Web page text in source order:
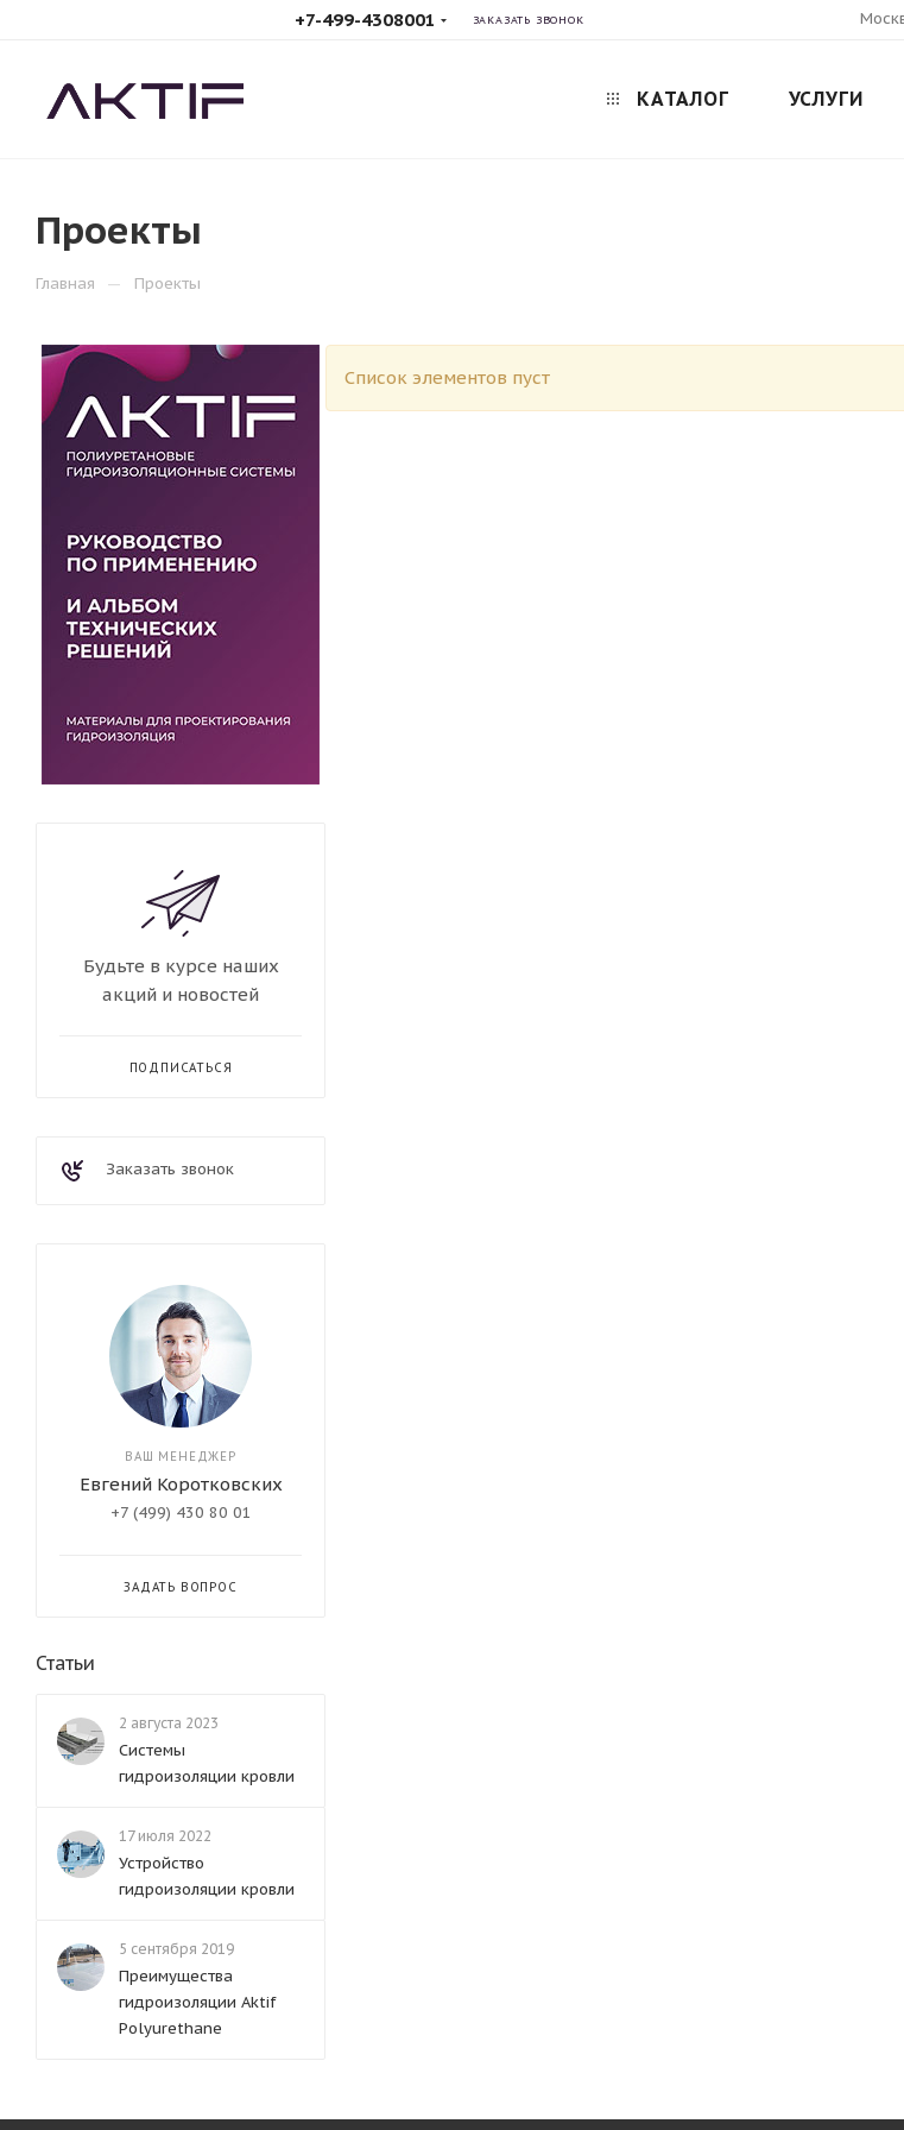
+7-499-4308001 ЗАКАЗАТЬ ЗВОНОК
КАТАЛОГ УСЛУГИ
Проекты
Главная — Проекты
Список элементов пуст
Будьте в курсе наших
акций и новостей
ПОДПИСАТЬСЯ
Заказать звонок
ВАШ МЕНЕДЖЕР
Евгений Коротковских
+7 (499) 430 80 01
ЗАДАТЬ ВОПРОС
Статьи
2 августа 2023
Системы
гидроизоляции кровли
17 июля 2022
Устройство
гидроизоляции кровли
5 сентября 2019
Преимущества
гидроизоляции Aktif
Polyurethane